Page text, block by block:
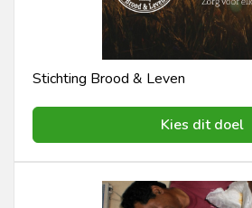
Stichting Brood & Leven
Kies dit doel